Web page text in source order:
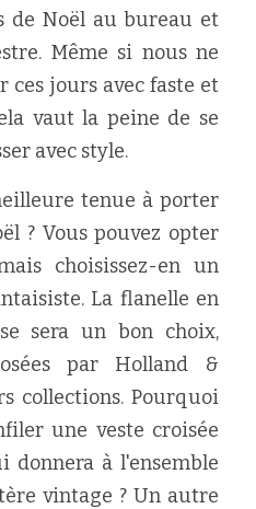
de Noël au bureau et
Même si nous ne
ces jours avec faste et
vaut la peine de se
avec style.
tenue à porter
? Vous pouvez opter
choisissez-en un
La flanelle en
sera un bon choix,
par Holland &
collections. Pourquoi
une veste croisée
donnera à l'ensemble
vintage ? Un autre